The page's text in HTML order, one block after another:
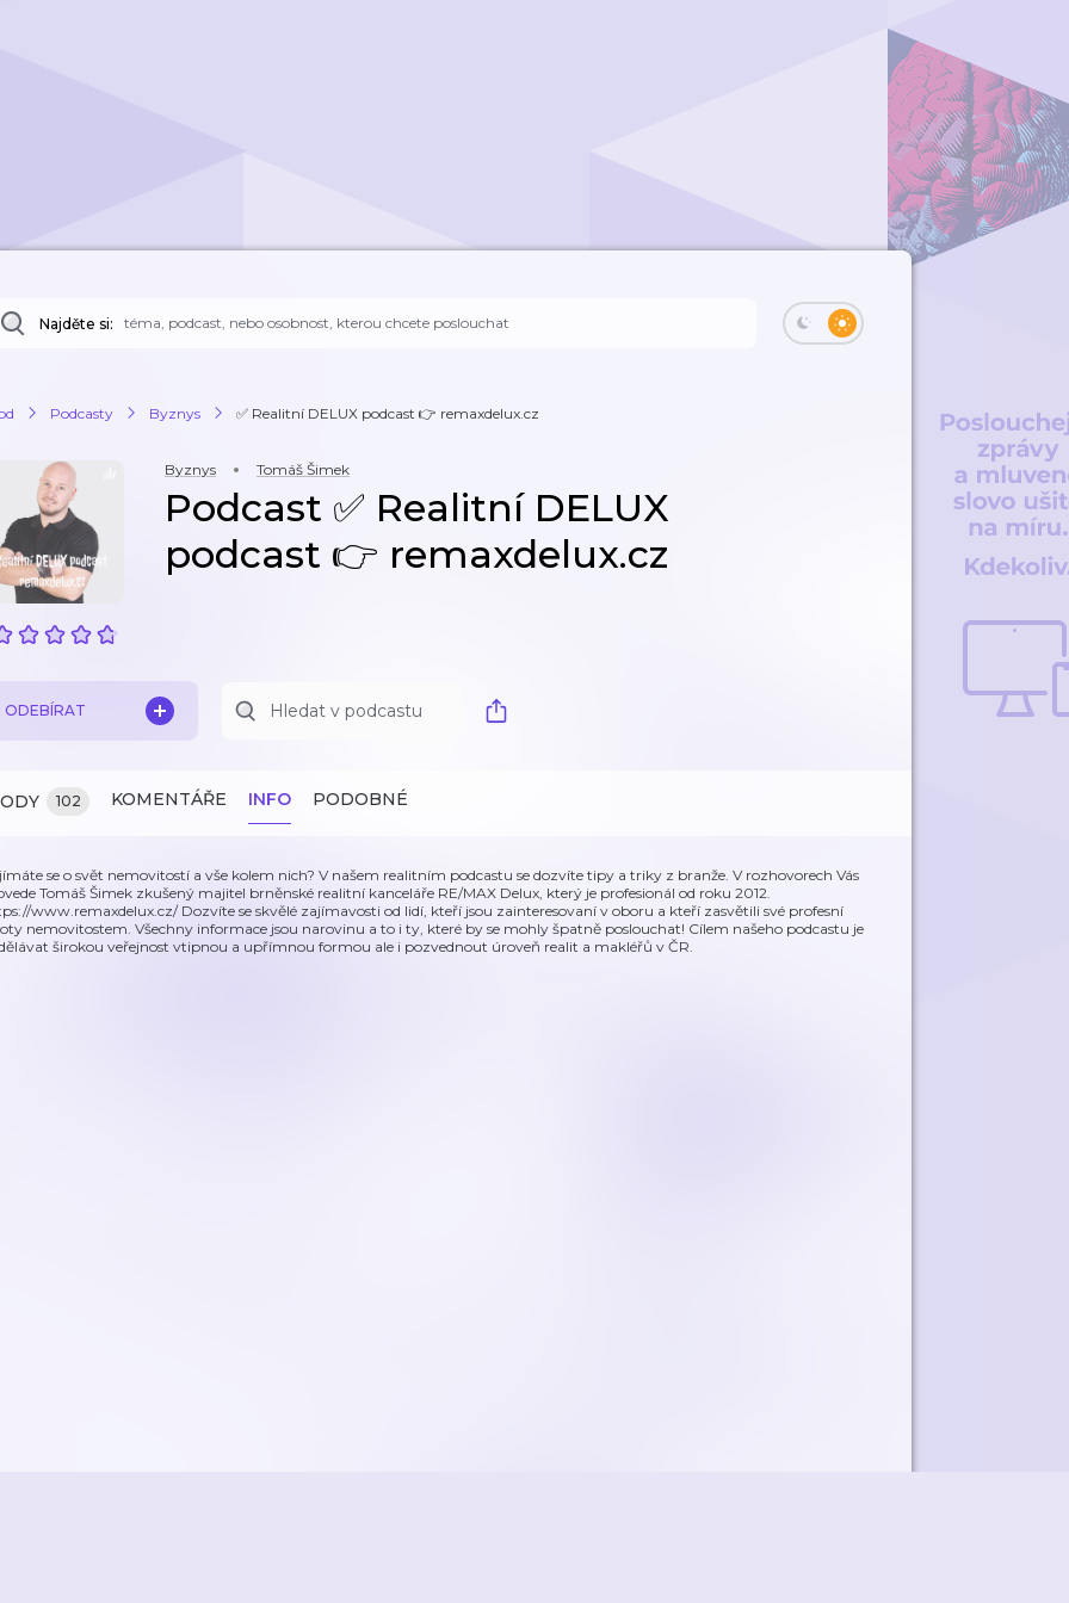
Najděte si:
Podcasty Byznys ✅ Realitní DELUX podcast 👉 remaxdelux.cz
Byznys Tomáš Šimek
Podcast ✅ Realitní DELUX
podcast 👉 remaxdelux.cz
ODEBÍRAT
102 KOMENTÁŘE INFO PODOBNÉ
se o svět nemovitostí a vše kolem nich? V našem realitním podcastu se dozvíte tipy a triky z branže. V rozhovorech Vás
Tomáš Šimek zkušený majitel brněnské realitní kanceláře RE/MAX Delux, který je profesionál od roku 2012.
www.remaxdelux.cz/ Dozvíte se skvělé zajímavosti od lidí, kteří jsou zainteresovaní v oboru a kteří zasvětili své profesní
nemovitostem. Všechny informace jsou narovinu a to i ty, které by se mohly špatně poslouchat! Cílem našeho podcastu je
širokou veřejnost vtipnou a upřímnou formou ale i pozvednout úroveň realit a makléřů v ČR.